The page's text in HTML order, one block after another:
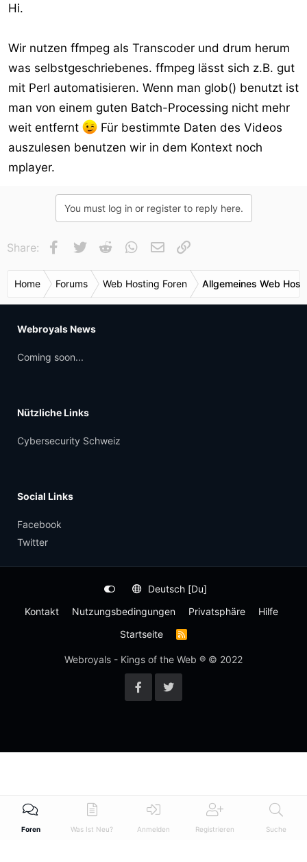
Hi.
Wir nutzen ffmpeg als Transcoder und drum herum
was selbstgeschriebenes. ffmpeg lässt sich z.B. gut
mit Perl automatisieren. Wenn man glob() benutzt ist
man von einem guten Batch-Processing nicht mehr
weit entfernt
Für bestimmte Daten des Videos
auszulesen benutzen wir in dem Kontext noch
mplayer.
You must log in or register to reply here.
Share: Facebook
Twitter Reddit WhatsApp
E-Mail
Home Forums Web Hosting Foren Allgemeines Web
Webroyals News
Coming soon...
Nützliche Links
Cybersecurity Schweiz
Social Links
Facebook
Twitter
Deutsch [Du]
Kontakt
Nutzungsbedingungen Privatsphäre
Hilfe
Startseite
R
S
-
Webroyals - Kings of the Web ® © 2022
Foren Was Ist Neu? Anmelden Registrieren Suche